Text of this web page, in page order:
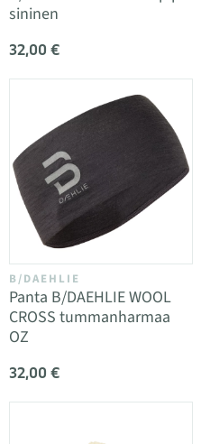
sininen
32,00 €
B/DAEHLIE
Panta B/DAEHLIE WOOL
CROSS tummanharmaa
OZ
32,00 €